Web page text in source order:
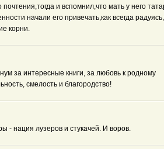
и вспомнил,что мать у него
начали его привечать,как всегда
корни.
за интересные книги, за любовь к родному
смелость и благородство!
- нация лузеров и стукачей. И воров.